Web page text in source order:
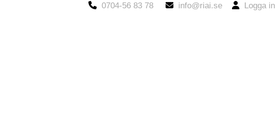
0704-56 83 78 info@riai.se Logga in